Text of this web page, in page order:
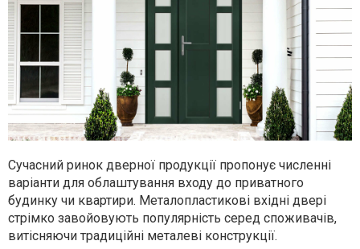
Сучасний ринок дверної продукції пропонує численні
варіанти для облаштування входу до приватного
будинку чи квартири. Металопластикові вхідні двері
стрімко завойовують популярність серед споживачів,
витісняючи традиційні металеві конструкції.